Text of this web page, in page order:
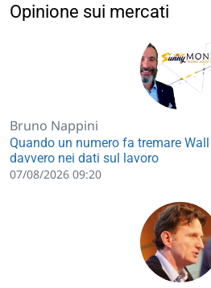
Opinione sui mercati
Bruno Nappini
Quando un numero fa tremare
davvero nei dati sul lavoro
07/08/2026 09:20